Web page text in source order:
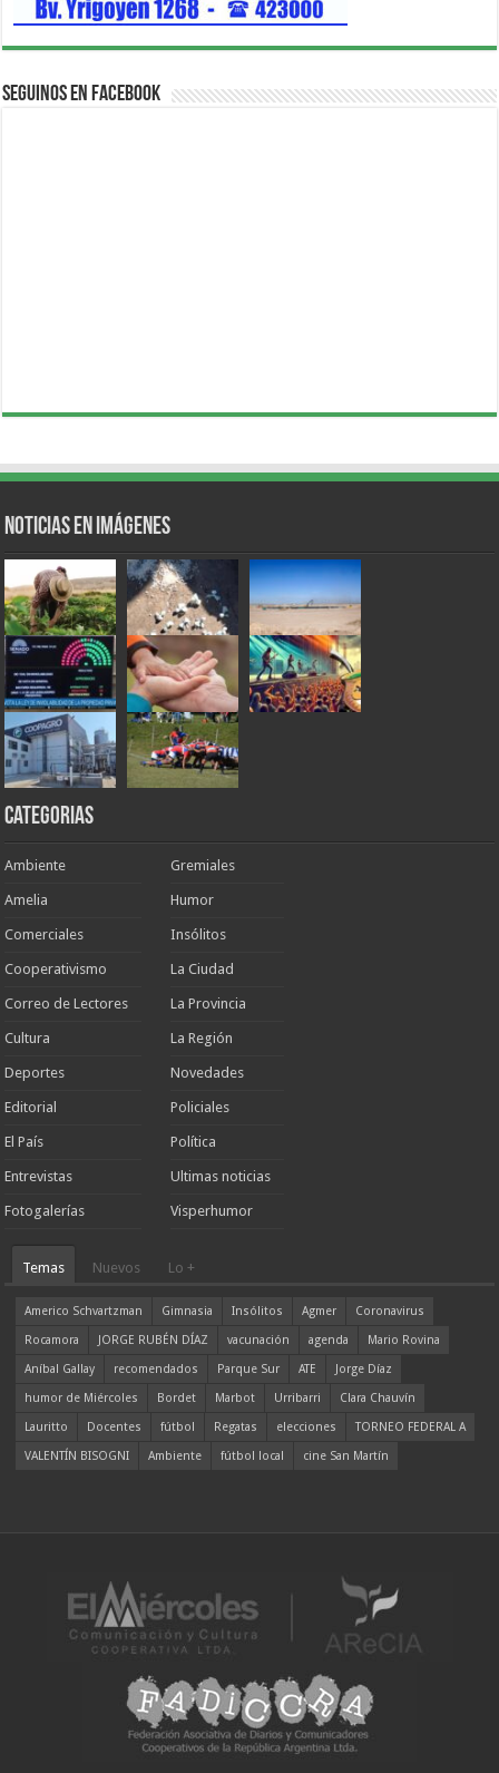
Seguinos en Facebook
Noticias en Imágenes
Categorias
Ambiente
Amelia
Comerciales
Cooperativismo
Correo de Lectores
Cultura
Deportes
Editorial
El País
Entrevistas
Fotogalerías
Gremiales
Humor
Insólitos
La Ciudad
La Provincia
La Región
Novedades
Policiales
Política
Ultimas noticias
Visperhumor
Temas Nuevos Lo +
Americo Schvartzman Gimnasia Insólitos Agmer
Coronavirus
Rocamora
JORGE RUBÉN DÍAZ vacunación agenda
Mario Rovina
Aníbal Gallay
recomendados Parque Sur ATE
Jorge Díaz
humor de Miércoles
Bordet Marbot Urribarri
Clara Chauvín
Lauritto
Docentes fútbol Regatas elecciones
TORNEO FEDERAL A
VALENTÍN BISOGNI
Ambiente fútbol local cine San Martín